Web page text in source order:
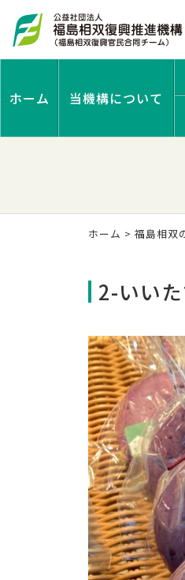
ホーム 当機構について
ホーム > 福島相双
2-いい